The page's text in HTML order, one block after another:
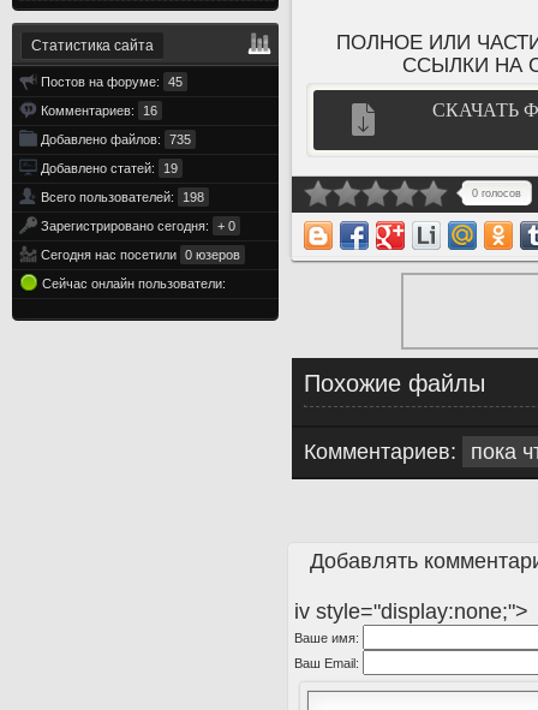
Статистика сайта
Постов на форуме:
45
Комментариев:
16
Добавлено файлов:
735
Добавлено статей:
19
Всего пользователей:
198
Зарегистрировано сегодня:
+ 0
Сегодня нас посетили 0 юзеров
Сейчас онлайн пользователи:
ПОЛНОЕ ИЛИ
ССЫЛКИ НА
СКАЧАТЬ
0 голосов
Похожие файлы
Комментариев: пока
Добавлять
iv style="display:none;">
Ваше имя:
Ваш Email: